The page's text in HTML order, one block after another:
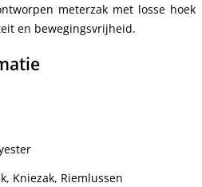
meterzak met losse hoek
en bewegingsvrijheid.
Kniezak, Riemlussen